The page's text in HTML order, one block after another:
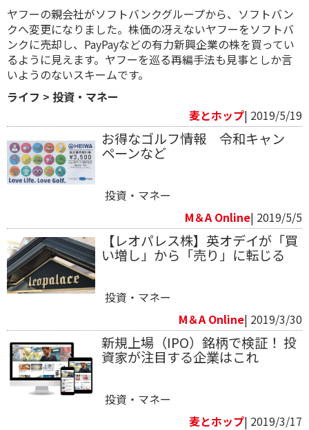
ヤフーの親会社がソフトバンクグループから、ソフトバン
クへ変更になりました。株価の冴えないヤフーをソフトバ
ンクに売却し、PayPayなどの有力新興企業の株を買ってい
るように見えます。ヤフーを巡る再編手法も見事としか言
いようのないスキームです。
ライフ > 投資・マネー
麦とホップ| 2019/5/19
お得なゴルフ情報 令和キャン
ペーンなど
投資・マネー
M＆A Online| 2019/5/5
【レオパレス株】英オデイが「買
い増し」から「売り」に転じる
投資・マネー
M＆A Online| 2019/3/30
新規上場（IPO）銘柄で検証！ 投
資家が注目する企業はこれ
投資・マネー
麦とホップ| 2019/3/17